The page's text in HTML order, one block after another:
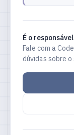
É o
Fale com a
dúvidas sobre